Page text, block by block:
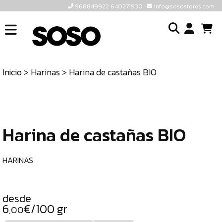
968849922 640271930 info@sosostores.com
INICIO
TIENDA
640271930
Inicio> Harinas> Harina de castañas BIO
Harina de castañas BIO
HARINAS
desde
6,00€/100 gr